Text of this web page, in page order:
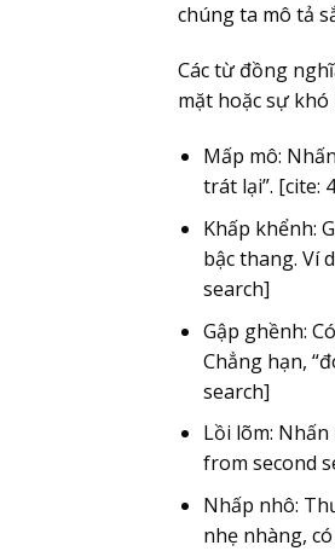
chúng ta mô tả
Các từ đồng
mặt hoặc sự
Mấp mô:
trát lại”. [cite:
Khấp khểnh:
bậc thang. Ví
search]
Gập ghềnh:
Chẳng hạn,
search]
Lồi lõm: Nhấn
from second
Nhấp nhô:
nhẹ nhàng,